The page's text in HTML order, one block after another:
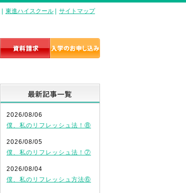
東進ハイスクール サイトマップ
2026/08/06
僕、私のリフレッシュ法！⑧
2026/08/05
僕、私のリフレッシュ法！⑦
2026/08/04
僕、私のリフレッシュ方法⑥